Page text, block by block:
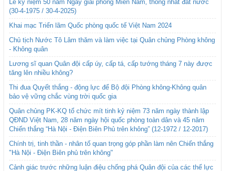
Lễ kỷ niệm 50 năm Ngày giải phóng Miền Nam, thống nhất đất nước
(30-4-1975 / 30-4-2025)
Khai mạc Triển lãm Quốc phòng quốc tế Việt Nam 2024
Chủ tịch Nước Tô Lâm thăm và làm việc tại Quân chủng Phòng không
- Không quân
Lương sĩ quan Quân đội cấp úy, cấp tá, cấp tướng tháng 7 này được
tăng lên nhiều không?
Thi đua Quyết thắng - động lực để Bộ đội Phòng không-Không quân
bảo vệ vững chắc vùng trời quốc gia
Quân chủng PK-KQ tổ chức mít tinh kỷ niệm 73 năm ngày thành lập
QĐND Việt Nam, 28 năm ngày hội quốc phòng toàn dân và 45 năm
Chiến thắng “Hà Nội - Điện Biên Phủ trên không” (12-1972 / 12-2017)
Chính trị, tinh thần - nhân tố quan trọng góp phần làm nên Chiến thắng
"Hà Nội - Điện Biên phủ trên không"
Cảnh giác trước những luận điệu chống phá Quân đội của các thế lực